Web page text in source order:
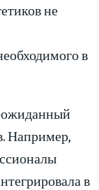
не
в
Например,
в